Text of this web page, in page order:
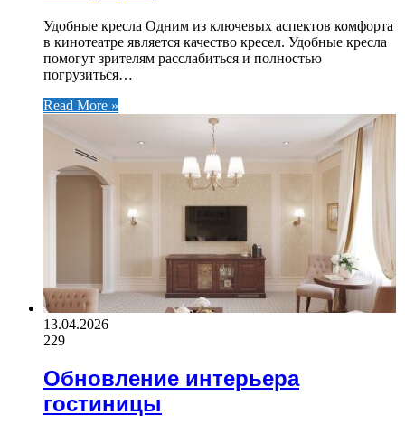
Удобные кресла Одним из ключевых аспектов комфорта
в кинотеатре является качество кресел. Удобные кресла
помогут зрителям расслабиться и полностью
погрузиться…
Read More »
13.04.2026
229
Обновление интерьера
гостиницы